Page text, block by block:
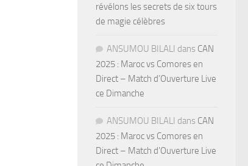
révélons les secrets de six tours
de magie célèbres
ANSUMOU BILALI dans CAN
2025 : Maroc vs Comores en
Direct – Match d’Ouverture Live
ce Dimanche
ANSUMOU BILALI dans CAN
2025 : Maroc vs Comores en
Direct – Match d’Ouverture Live